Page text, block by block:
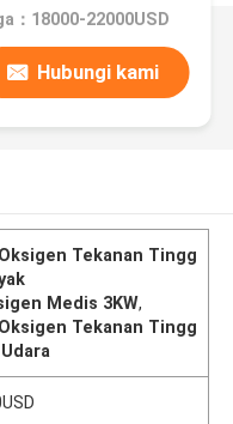
：18000-22000USD
Hubungi kami
Tekanan Tingg
Medis 3KW,
Tekanan Tingg